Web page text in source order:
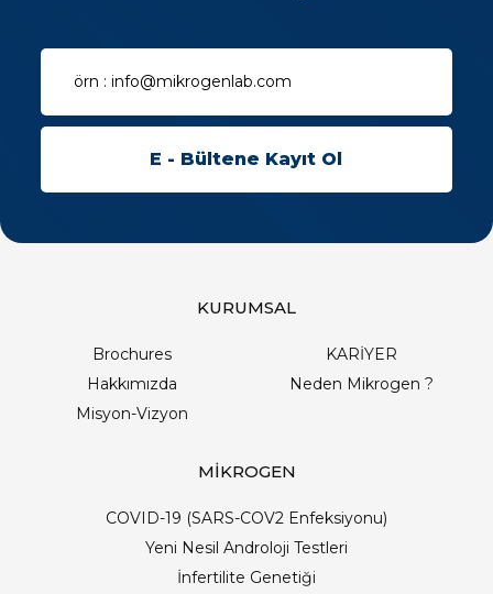
KURUMSAL
Brochures
KARİYER
Hakkımızda
Neden Mikrogen ?
Misyon-Vizyon
MİKROGEN
COVID-19 (SARS-COV2 Enfeksiyonu)
Yeni Nesil Androloji Testleri
İnfertilite Genetiği